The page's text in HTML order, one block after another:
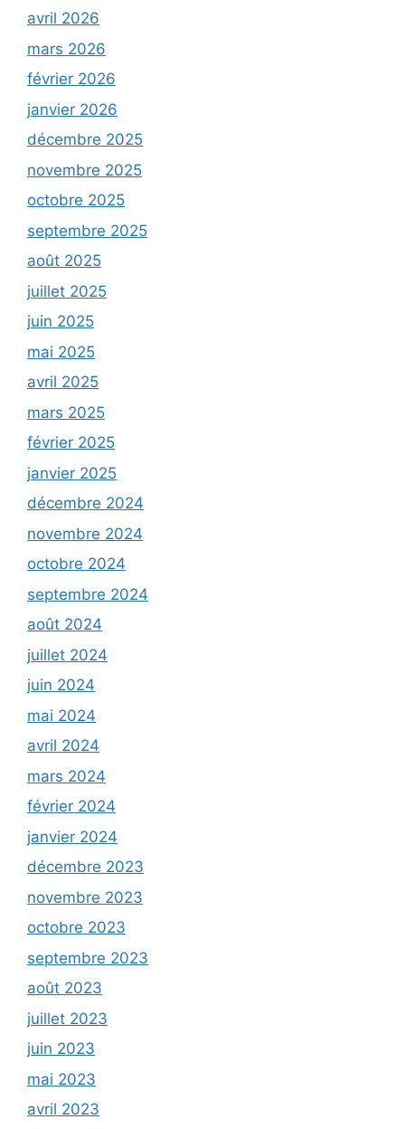
avril 2026
mars 2026
février 2026
janvier 2026
décembre 2025
novembre 2025
octobre 2025
septembre 2025
août 2025
juillet 2025
juin 2025
mai 2025
avril 2025
mars 2025
février 2025
janvier 2025
décembre 2024
novembre 2024
octobre 2024
septembre 2024
août 2024
juillet 2024
juin 2024
mai 2024
avril 2024
mars 2024
février 2024
janvier 2024
décembre 2023
novembre 2023
octobre 2023
septembre 2023
août 2023
juillet 2023
juin 2023
mai 2023
avril 2023